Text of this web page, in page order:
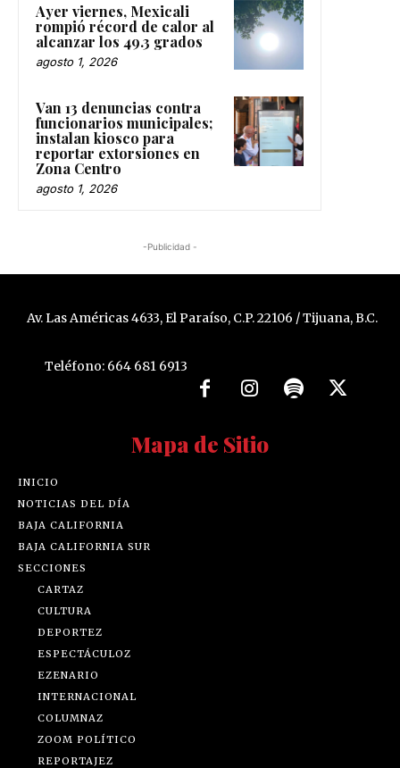
Ayer viernes, Mexicali
rompió récord de calor al
alcanzar los 49.3 grados
agosto 1, 2026
Van 13 denuncias contra
funcionarios municipales;
instalan kiosco para
reportar extorsiones en
Zona Centro
agosto 1, 2026
-Publicidad -
Av. Las Américas 4633, El Paraíso, C.P. 22106 / Tijuana, B.C.
Teléfono: 664 681 6913
Mapa de Sitio
INICIO
NOTICIAS DEL DÍA
BAJA CALIFORNIA
BAJA CALIFORNIA SUR
SECCIONES
CARTAZ
CULTURA
DEPORTEZ
ESPECTÁCULOZ
EZENARIO
INTERNACIONAL
COLUMNAZ
ZOOM POLÍTICO
REPORTAJEZ